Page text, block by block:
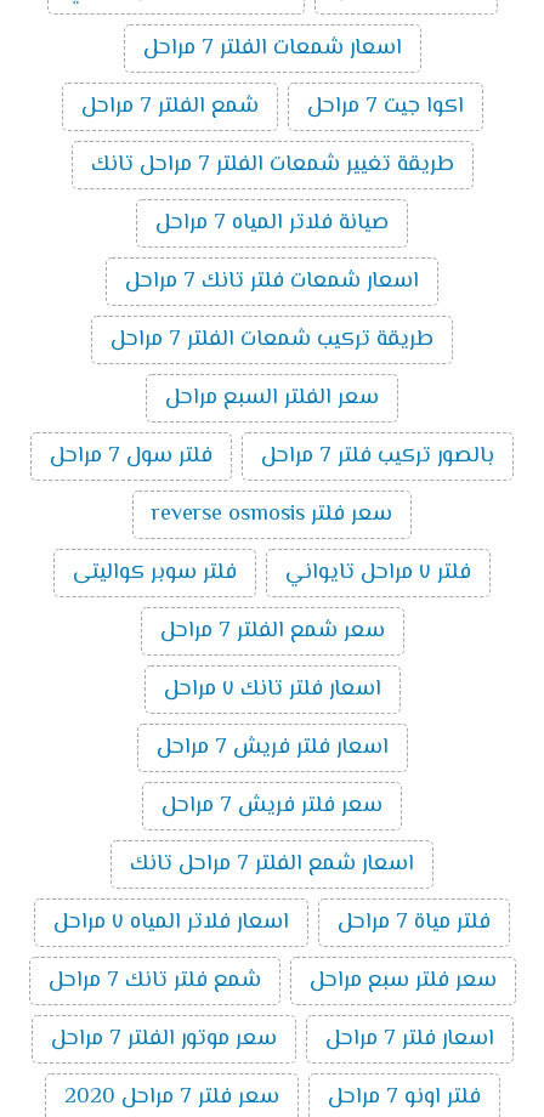
اسعار شمعات الفلتر 7 مراحل
اكوا جيت 7 مراحل
شمع الفلتر 7 مراحل
طريقة تغيير شمعات الفلتر 7 مراحل تانك
صيانة فلاتر المياه 7 مراحل
اسعار شمعات فلتر تانك 7 مراحل
طريقة تركيب شمعات الفلتر 7 مراحل
سعر الفلتر السبع مراحل
بالصور تركيب فلتر 7 مراحل
فلتر سول 7 مراحل
سعر فلتر reverse osmosis
فلتر ٧ مراحل تايواني
فلتر سوبر كواليتى
سعر شمع الفلتر 7 مراحل
اسعار فلتر تانك ٧ مراحل
اسعار فلتر فريش 7 مراحل
سعر فلتر فريش 7 مراحل
اسعار شمع الفلتر 7 مراحل تانك
فلتر مياة 7 مراحل
اسعار فلاتر المياه ٧ مراحل
سعر فلتر سبع مراحل
شمع فلتر تانك 7 مراحل
اسعار فلتر 7 مراحل
سعر موتور الفلتر 7 مراحل
فلتر اونو 7 مراحل
سعر فلتر 7 مراحل 2020